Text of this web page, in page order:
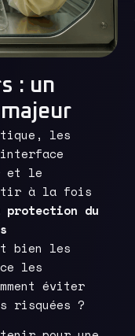
: un
les
et le
à la fois
protection du
bien les
les
éviter
risquées ?